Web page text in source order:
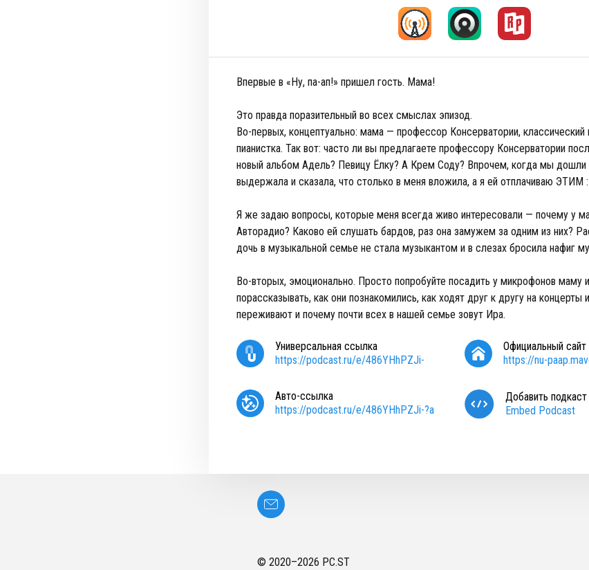
Впервые в «Ну, па-ап!» пришел гость. Мама!
Это правда поразительный во всех смыслах эпизод.
Во-первых, концептуально: мама — профессор Консерватории, классический
пианистка. Так вот: часто ли вы предлагаете профессору Консерватории
новый альбом Адель? Певицу Ёлку? А Крем Соду? Впрочем, когда мы
выдержала и сказала, что столько в меня вложила, а я ей отплачиваю ЭТИМ
Я же задаю вопросы, которые меня всегда живо интересовали — почему у
Авторадио? Каково ей слушать бардов, раз она замужем за одним из них?
дочь в музыкальной семье не стала музыкантом и в слезах бросила нафиг
Во-вторых, эмоционально. Просто попробуйте посадить у микрофонов маму
порассказывать, как они познакомились, как ходят друг к другу на концерты
переживают и почему почти всех в нашей семье зовут Ира.
Универсальная ссылка
https://podcast.ru/e/486YHhPZJi-
Официальный сайт
https://nu-
Авто-ссылка
https://podcast.ru/e/486YHhPZJi-?a
Добавить подкаст
Embed Podcast
© 2020–2026 PC.ST